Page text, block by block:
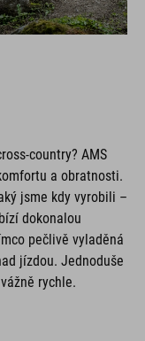
country? AMS
a obratnosti.
jsme kdy vyrobili –
dokonalou
pečlivě vyladěná
jízdou. Jednoduše
rychle.